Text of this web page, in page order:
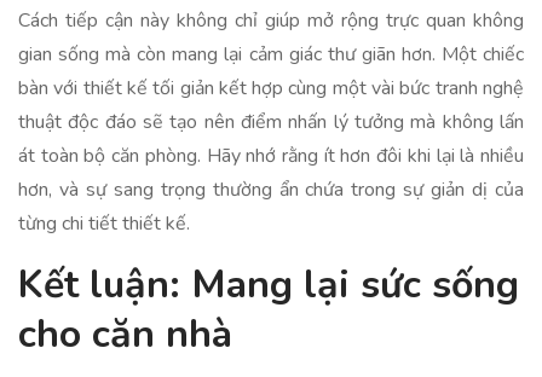
Cách tiếp cận này không chỉ giúp mở rộng trực quan không
gian sống mà còn mang lại cảm giác thư giãn hơn. Một chiếc
bàn với thiết kế tối giản kết hợp cùng một vài bức tranh nghệ
thuật độc đáo sẽ tạo nên điểm nhấn lý tưởng mà không lấn
át toàn bộ căn phòng. Hãy nhớ rằng ít hơn đôi khi lại là nhiều
hơn, và sự sang trọng thường ẩn chứa trong sự giản dị của
từng chi tiết thiết kế.
Kết luận: Mang lại sức sống
cho căn nhà